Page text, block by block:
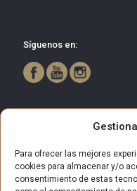
Para ofrecer las mejores
cookies para almacenar y/o
consentimiento de estas
Síguenos en: